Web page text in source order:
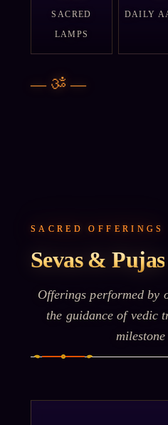
SACRED
LAMPS
DAILY
— ॐ —
SACRED OFFERINGS
Sevas & Pujas
Offerings performed by
the guidance of